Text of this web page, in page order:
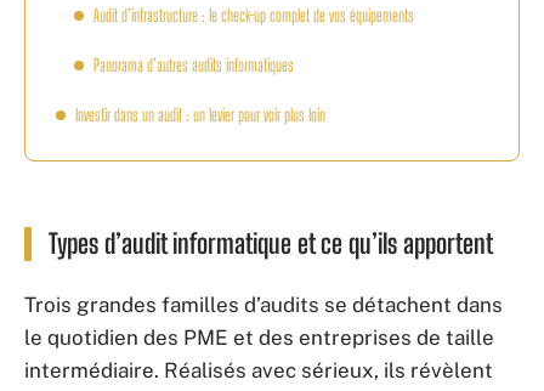
Audit d’infrastructure : le check-up complet de vos équipements
Panorama d’autres audits informatiques
Investir dans un audit : un levier pour voir plus loin
Types d’audit informatique et ce qu’ils apportent
Trois grandes familles d’audits se détachent dans
le quotidien des PME et des entreprises de taille
intermédiaire. Réalisés avec sérieux, ils révèlent